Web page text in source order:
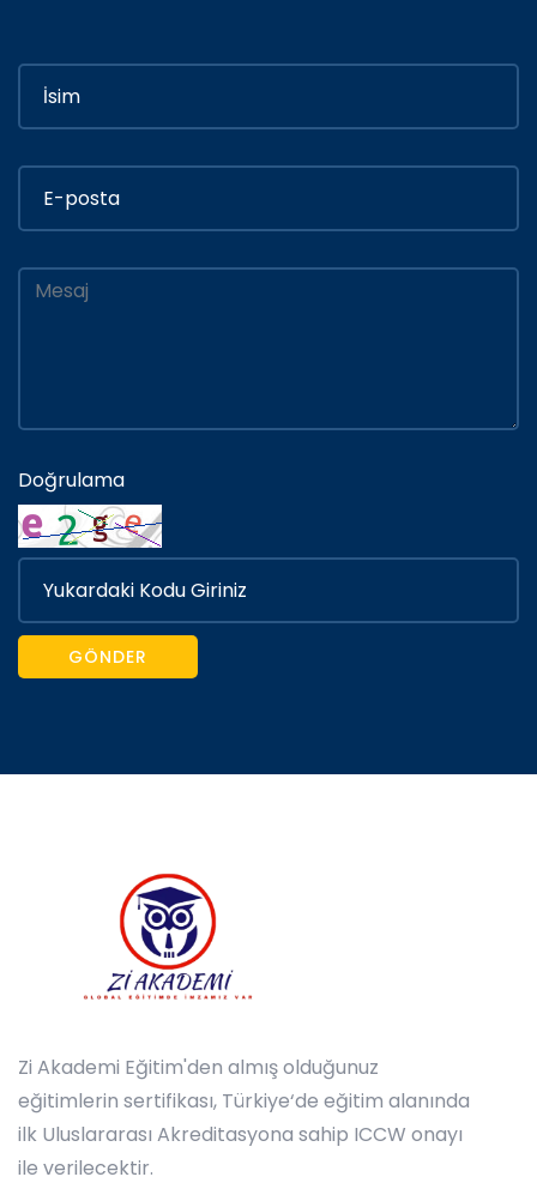
Doğrulama
GÖNDER
Zi Akademi Eğitim'den almış olduğunuz
eğitimlerin sertifikası, Türkiye‘de eğitim alanında
ilk Uluslararası Akreditasyona sahip ICCW onayı
ile verilecektir.